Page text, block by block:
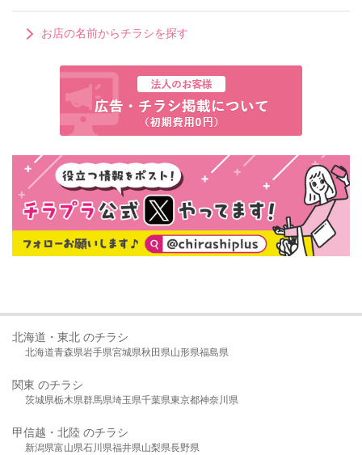
お店の名前からチラシを探す
北海道・東北 のチラシ
北海道青森県岩手県宮城県秋田県山形県福島県
関東 のチラシ
茨城県栃木県群馬県埼玉県千葉県東京都神奈川県
甲信越・北陸 のチラシ
新潟県富山県石川県福井県山梨県長野県